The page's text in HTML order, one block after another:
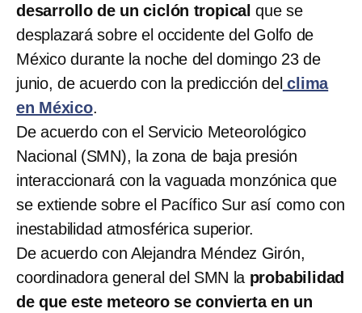
desarrollo de un ciclón tropicalque se
desplazará sobre el occidente del Golfo de
México durante la noche del domingo 23 de
junio, de acuerdo con la predicción del clima
en México.
De acuerdo con el Servicio Meteorológico
Nacional (SMN), la zona de baja presión
interaccionará con la vaguada monzónica que
se extiende sobre el Pacífico Sur así como con
inestabilidad atmosférica superior.
De acuerdo con Alejandra Méndez Girón,
coordinadora general del SMN la probabilidad
de que este meteoro se convierta en un